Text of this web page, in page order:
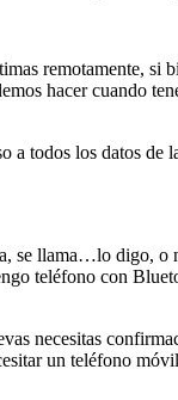
remotamente, si
hacer cuando
todos los datos de
se llama…lo
teléfono con
necesitas
un teléfono